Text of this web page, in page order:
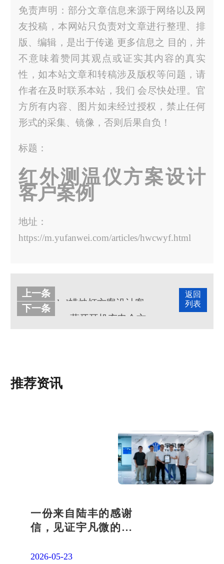
免责声明：部分文章信息来源于网络以及网
友投稿，本网站只负责对文章进行整理、排
版、编辑，是出于传递 更多信息之 目的，并
不意味着赞同其观点或证实其内容的真实
性，如本站文章和转稿涉及版权等问题，请
作者在及时联系本站，我们 会尽快处理。官
方所有内容、图片如未经过授权，禁止任何
形式的采集、镜像，否则后果自负！
标题：
红外测温仪方案设计
客户案例
地址：
https://m.yufanwei.com/articles/hwcwyf.html
返回
列表
上一条
下一条
tws蓝牙耳机充电仓方案开发客户案例
推荐资讯
一份来自陆丰的感谢
信，见证宇凡微的社
2026-05-23